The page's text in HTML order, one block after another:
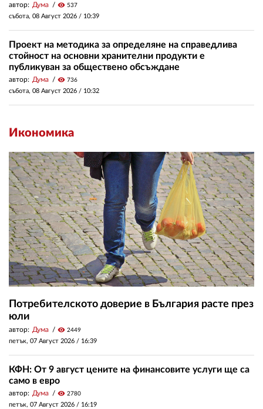
автор: Дума visibility 537
събота, 08 Август 2026 / 10:39
Проект на методика за определяне на справедлива
стойност на основни хранителни продукти е
публикуван за обществено обсъждане
автор: Дума visibility 736
събота, 08 Август 2026 / 10:32
Икономика
Потребителското доверие в България расте през
юли
автор: Дума visibility 2449
петък, 07 Август 2026 / 16:39
КФН: От 9 август цените на финансовите услуги ще са
само в евро
автор: Дума visibility 2780
петък, 07 Август 2026 / 16:19